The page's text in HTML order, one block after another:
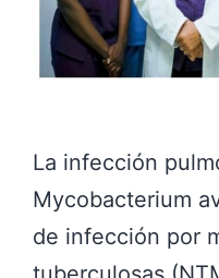
La infección
Mycobacterium
de infección por